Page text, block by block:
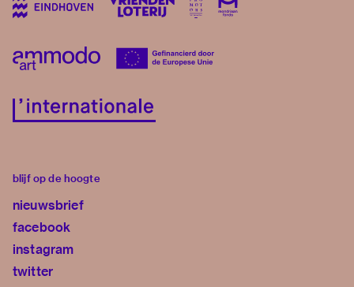
blijf op de hoogte
nieuwsbrief
facebook
instagram
twitter